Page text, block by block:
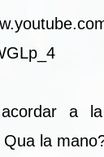
a
Qua la